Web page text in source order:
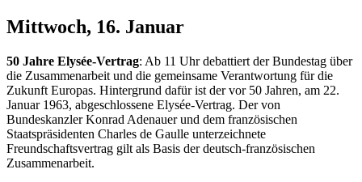
Mittwoch, 16. Januar
50 Jahre Elysée-Vertrag: Ab 11 Uhr debattiert der Bundestag über
die Zusammenarbeit und die gemeinsame Verantwortung für die
Zukunft Europas. Hintergrund dafür ist der vor 50 Jahren, am 22.
Januar 1963, abgeschlossene Elysée-Vertrag. Der von
Bundeskanzler Konrad Adenauer und dem französischen
Staatspräsidenten Charles de Gaulle unterzeichnete
Freundschaftsvertrag gilt als Basis der deutsch-französischen
Zusammenarbeit.